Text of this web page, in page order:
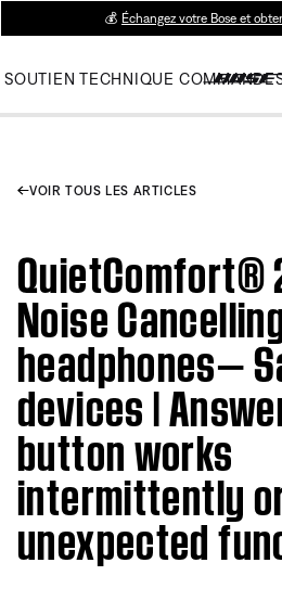
💰 Échangez votre Bose et
SOUTIEN TECHNIQUE
VOIR TOUS LES ARTICLES
QuietComfort®
Noise
headphones—
devices |
button works
intermittently
unexpected